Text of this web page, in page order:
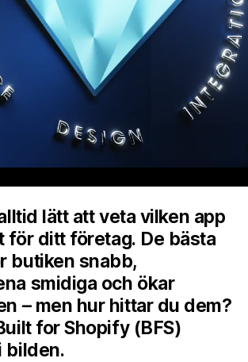
lätt att veta vilken app
för ditt företag. De bästa
butiken snabb,
smidiga och ökar
– men hur hittar du dem?
for Shopify (BFS)
bilden.